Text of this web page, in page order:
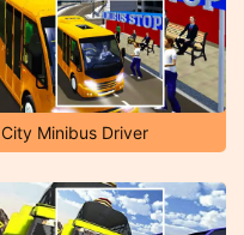
City Minibus Driver